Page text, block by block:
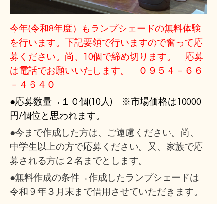
今年(令和8年度）もランプシェードの無料体験
を行います。下記要領で行いますので奮って応
募ください。尚、10個で締め切ります。 応募
は電話でお願いいたします。 ０９５４－６６
－４６４０
●応募数量→１０個(10人) ※市場価格は10000
円/個位と思われます。
●今まで作成した方は、ご遠慮ください。尚、
中学生以上の方で応募ください。又、家族で応
募される方は２名までとします。
●無料作成の条件→作成したランプシェードは
令和９年３月末まで借用させていただきます。